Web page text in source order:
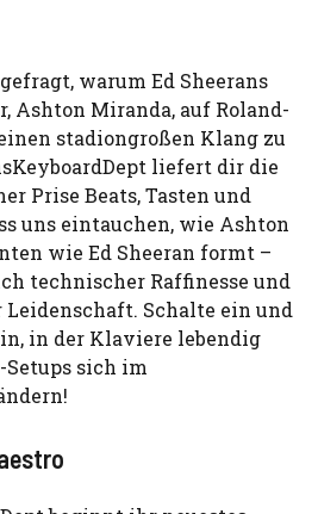
warum Ed Sheerans
Ashton Miranda, auf Roland-
stadiongroßen Klang zu
liefert dir die
Prise Beats, Tasten und
uns eintauchen, wie Ashton
wie Ed Sheeran formt –
technischer Raffinesse und
Schalte ein und
in der Klaviere lebendig
sich im